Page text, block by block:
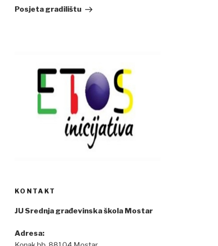
Post
Posjeta gradilištu
KONTAKT
JU Srednja građevinska škola Mostar
Adresa: